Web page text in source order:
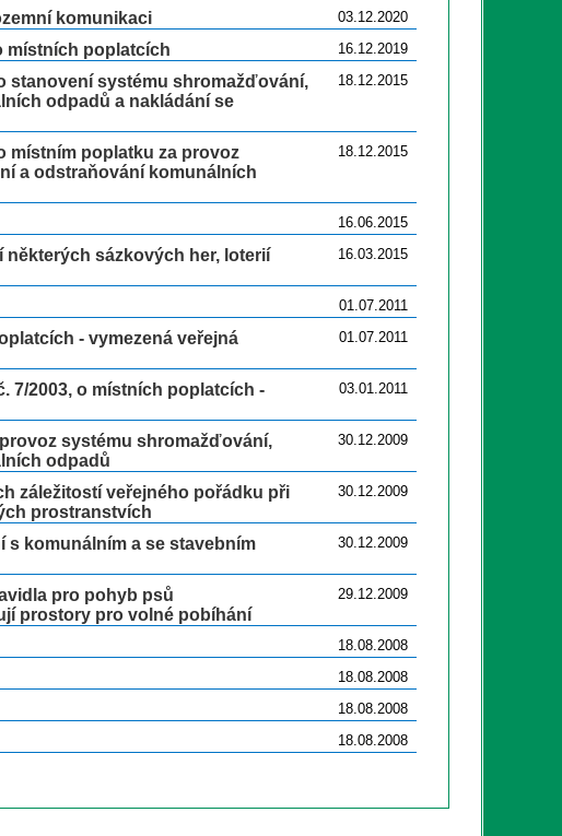
03.12.2020
komunikaci
16.12.2019
místních poplatcích
18.12.2015
stanovení systému shromažďování,
odpadů a nakládání se
18.12.2015
místním poplatku za provoz
a odstraňování komunálních
16.06.2015
16.03.2015
některých sázkových her, loterií
01.07.2011
01.07.2011
- vymezená veřejná
03.01.2011
7/2003, o místních poplatcích -
30.12.2009
systému shromažďování,
odpadů
30.12.2009
záležitostí veřejného pořádku při
prostranstvích
30.12.2009
s komunálním a se stavebním
29.12.2009
pro pohyb psů
prostory pro volné pobíhání
18.08.2008
18.08.2008
18.08.2008
18.08.2008